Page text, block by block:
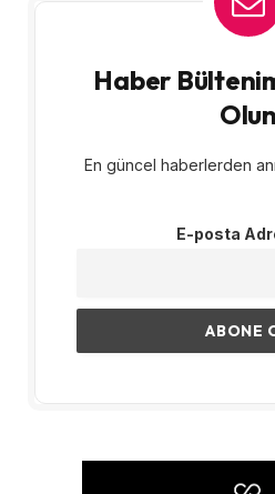
Haber
Olun
En güncel haberlerden
E-posta